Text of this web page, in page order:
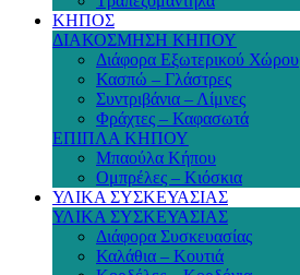
ΚΗΠΟΣ
ΔΙΑΚΟΣΜΗΣΗ ΚΗΠΟΥ
Διάφορα Εξωτερικού Χώρου
Κασπώ – Γλάστρες
Συντριβάνια – Λίμνες
Φράχτες – Καφασωτά
ΕΠΙΠΛΑ ΚΗΠΟΥ
Μπαούλα Κήπου
Ομπρέλες – Κιόσκια
ΥΛΙΚΑ ΣΥΣΚΕΥΑΣΙΑΣ
ΥΛΙΚΑ ΣΥΣΚΕΥΑΣΙΑΣ
Διάφορα Συσκευασίας
Καλάθια – Κουτιά